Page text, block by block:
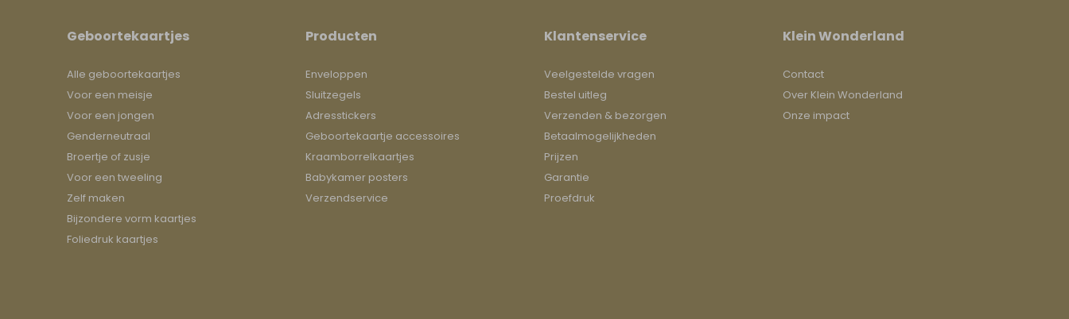
Geboortekaartjes
Alle geboortekaartjes
Voor een meisje
Voor een jongen
Genderneutraal
Broertje of zusje
Voor een tweeling
Zelf maken
Bijzondere vorm kaartjes
Foliedruk kaartjes
Producten
Enveloppen
Sluitzegels
Adresstickers
Geboortekaartje accessoires
Kraamborrelkaartjes
Babykamer posters
Verzendservice
Klantenservice
Veelgestelde vragen
Bestel uitleg
Verzenden & bezorgen
Betaalmogelijkheden
Prijzen
Garantie
Proefdruk
Klein Wonderland
Contact
Over Klein Wonderland
Onze impact